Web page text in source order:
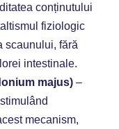
conținutului
fiziologic
scaunului, fără
intestinale.
majus)–
mecanism,